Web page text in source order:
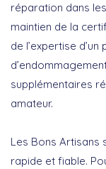
réparation dans
maintien de la
de l’expertise
supplémentaires
amateur.
Les Bons Artisans
rapide et fiable.